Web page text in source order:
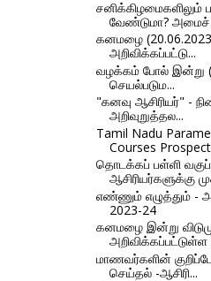
சனிக்கிழமைகளிலும்
வேண்டுமா?
கனமழை
அறிவிக்கப்பட்டு...
வழக்கம் போல் இன்று
செயல்படும...
"கனவு ஆசிரியர்" -
அறிவுறுத்தல...
Tamil Nadu
Courses
தொடக்கப் பள்ளி
ஆசிரியர்களுக்கு
எண்ணும் எழுத்தும் -
2023-24
கனமழை இன்று
மாணவர்களின்
செய்தல் -ஆசிரி...